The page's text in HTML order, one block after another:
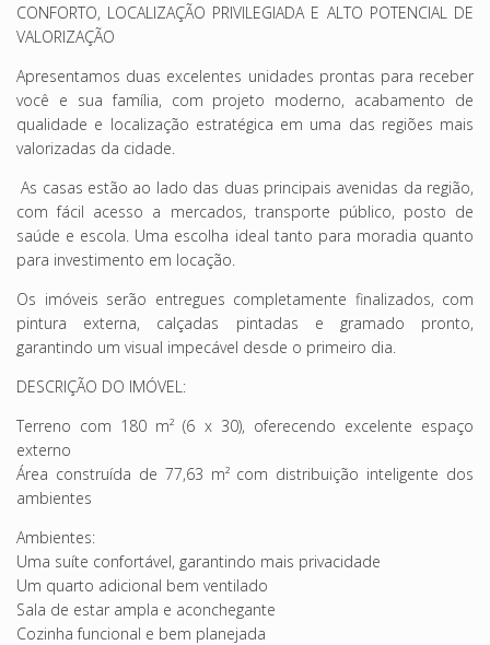
CONFORTO, LOCALIZAÇÃO PRIVILEGIADA E ALTO POTENCIAL DE
VALORIZAÇÃO
Apresentamos duas excelentes unidades prontas para receber
você e sua família, com projeto moderno, acabamento de
qualidade e localização estratégica em uma das regiões mais
valorizadas da cidade.
As casas estão ao lado das duas principais avenidas da região,
com fácil acesso a mercados, transporte público, posto de
saúde e escola. Uma escolha ideal tanto para moradia quanto
para investimento em locação.
Os imóveis serão entregues completamente finalizados, com
pintura externa, calçadas pintadas e gramado pronto,
garantindo um visual impecável desde o primeiro dia.
DESCRIÇÃO DO IMÓVEL:
Terreno com 180 m² (6 x 30), oferecendo excelente espaço
externo
Área construída de 77,63 m² com distribuição inteligente dos
ambientes
Ambientes:
Uma suíte confortável, garantindo mais privacidade
Um quarto adicional bem ventilado
Sala de estar ampla e aconchegante
Cozinha funcional e bem planejada